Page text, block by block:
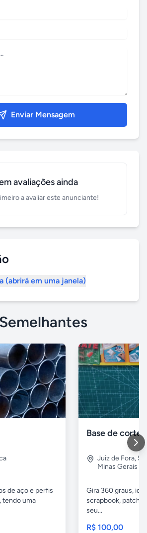
Enviar Mensagem
avaliações ainda
a avaliar este anunciante!
(abrirá em uma janela)
de aço e perfis
tendo uma
Juiz de Fora,
Minas Gerais
Gira 360 graus,
scrapbook,
seu...
R$ 100,00